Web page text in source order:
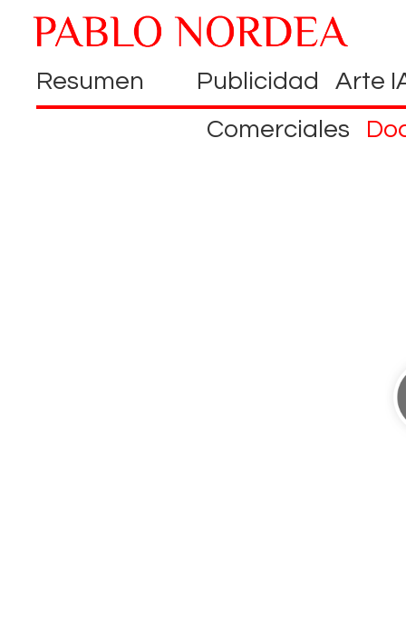
Resumen Publicidad
Arte
Comerciales